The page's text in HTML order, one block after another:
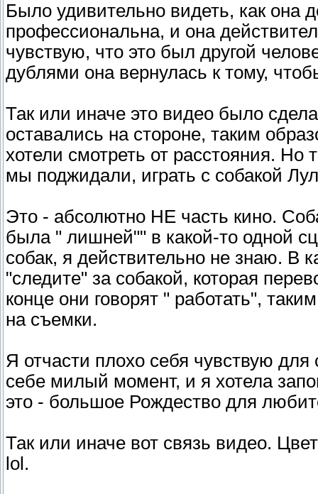
Было удивительно видеть, как она
профессиональна, и она
чувствую, что это был другой
дублями она вернулась к тому,
Так или иначе это видео было
оставались на стороне, таким
хотели смотреть от расстояния.
мы поджидали, играть с собакой
Это - абсолютно НЕ часть кино.
была " лишней"" в какой-то одной
собак, я действительно не знаю. В
"следите" за собакой, которая
конце они говорят " работать",
на съемки.
Я отчасти плохо себя чувствую
себе милый момент, и я хотела
это - большое Рождество для
Так или иначе вот связь видео.
lol.